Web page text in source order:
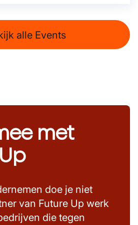
alle Events
met
doe je niet
van Future Up werk
die tegen